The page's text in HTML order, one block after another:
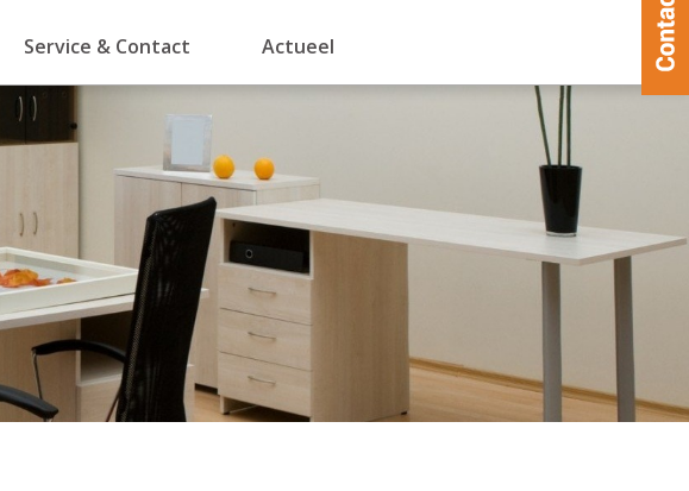
Service & Contact Actueel